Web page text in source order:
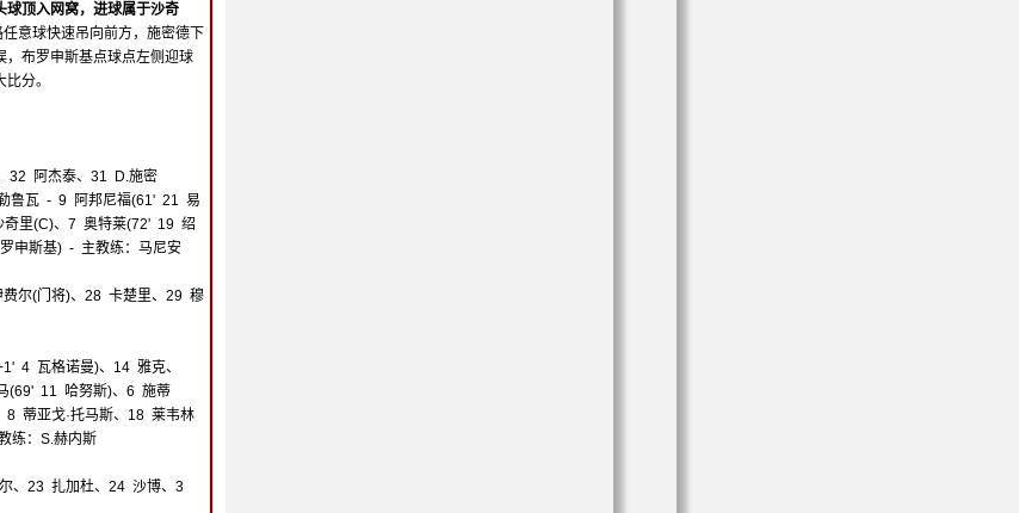
球顶入网窝，进球属于沙奇
意球快速吊向前方，施密德下
，布罗申斯基点球点左侧迎球
分。
32 阿杰泰、31 D.施密
鲁瓦 - 9 阿邦尼福(61' 21 易
奇里(C)、7 奥特莱(72' 19 绍
申斯基) - 主教练：马尼安
尔(门将)、28 卡楚里、29 穆
4 瓦格诺曼)、14 雅克、
(69' 11 哈努斯)、6 施蒂
蒂亚戈·托马斯、18 莱韦林
练：S.赫内斯
、23 扎加杜、24 沙博、3